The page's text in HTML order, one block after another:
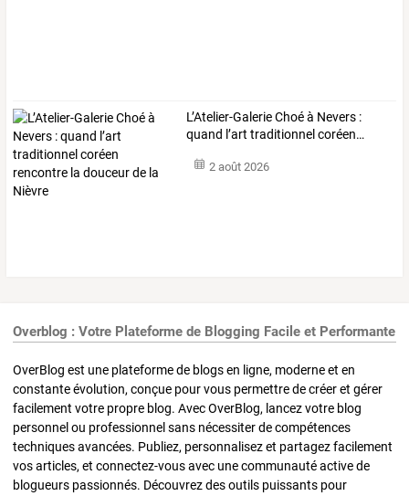
L’Atelier-GalerieChoéà Nevers :
quand l’art traditionnel coréen…
2 août 2026
Overblog : Votre Plateforme de Blogging Facile et Performante
OverBlog est une plateforme de blogs en ligne, moderne et en
constante évolution, conçue pour vous permettre de créer et gérer
facilement votre propre blog. Avec OverBlog, lancez votre blog
personnel ou professionnel sans nécessiter de compétences
techniques avancées. Publiez, personnalisez et partagez facilement
vos articles, et connectez-vous avec une communauté active de
blogueurs passionnés. Découvrez des outils puissants pour